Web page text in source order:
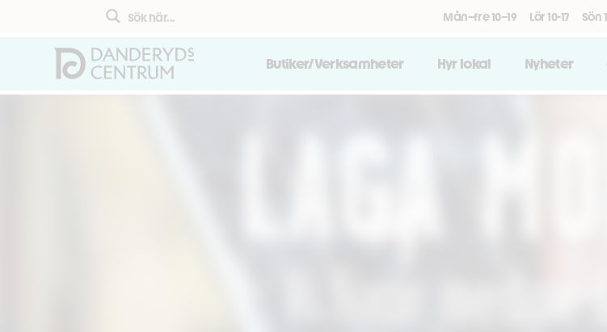
Mån–fre 10–19 Lör 10-17 Sön
Butiker/Verksamheter Hyr lokal Nyheter